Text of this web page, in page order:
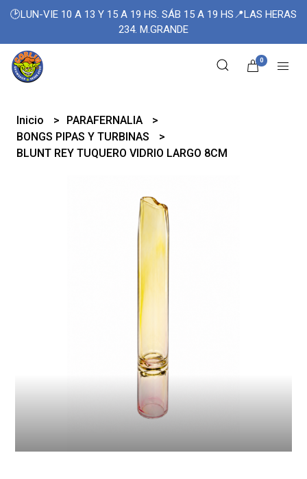
🕑LUN-VIE 10 A 13 Y 15 A 19 HS. SÁB 15 A 19 HS📍LAS HERAS
234. M.GRANDE
0
Inicio
PARAFERNALIA
BONGS PIPAS Y TURBINAS
BLUNT REY TUQUERO VIDRIO LARGO 8CM